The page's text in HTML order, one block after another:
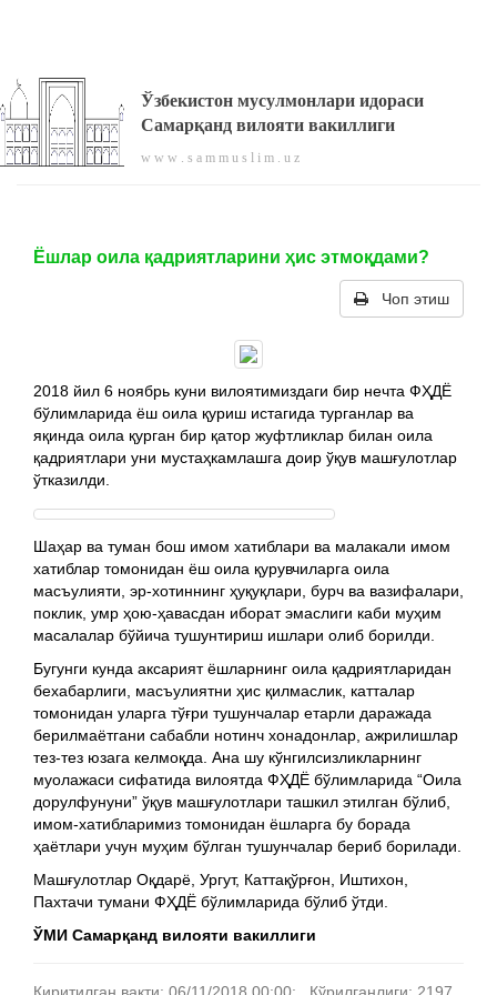
Ўзбекистон мусулмонлари идораси
Самарқанд вилояти вакиллиги
w w w . s a m m u s l i m . u z
Ёшлар оила қадриятларини ҳис этмоқдами?
Чоп этиш
2018 йил 6 ноябрь куни вилоятимиздаги бир нечта ФҲДЁ
бўлимларида ёш оила қуриш истагида турганлар ва
яқинда оила қурган бир қатор жуфтликлар билан оила
қадриятлари уни мустаҳкамлашга доир ўқув машғулотлар
ўтказилди.
Шаҳар ва туман бош имом хатиблари ва малакали имом
хатиблар томонидан ёш оила қурувчиларга оила
масъулияти, эр-хотиннинг ҳуқуқлари, бурч ва вазифалари,
поклик, умр ҳою-ҳавасдан иборат эмаслиги каби муҳим
масалалар бўйича тушунтириш ишлари олиб борилди.
Бугунги кунда аксарият ёшларнинг оила қадриятларидан
бехабарлиги, масъулиятни ҳис қилмаслик, катталар
томонидан уларга тўғри тушунчалар етарли даражада
берилмаётгани сабабли нотинч хонадонлар, ажрилишлар
тез-тез юзага келмоқда. Ана шу кўнгилсизликларнинг
муолажаси сифатида вилоятда ФҲДЁ бўлимларида “Оила
дорулфунуни” ўқув машғулотлари ташкил этилган бўлиб,
имом-хатибларимиз томонидан ёшларга бу борада
ҳаётлари учун муҳим бўлган тушунчалар бериб борилади.
Машғулотлар Оқдарё, Ургут, Каттақўрғон, Иштихон,
Пахтачи тумани ФҲДЁ бўлимларида бўлиб ўтди.
ЎМИ Самарқанд вилояти вакиллиги